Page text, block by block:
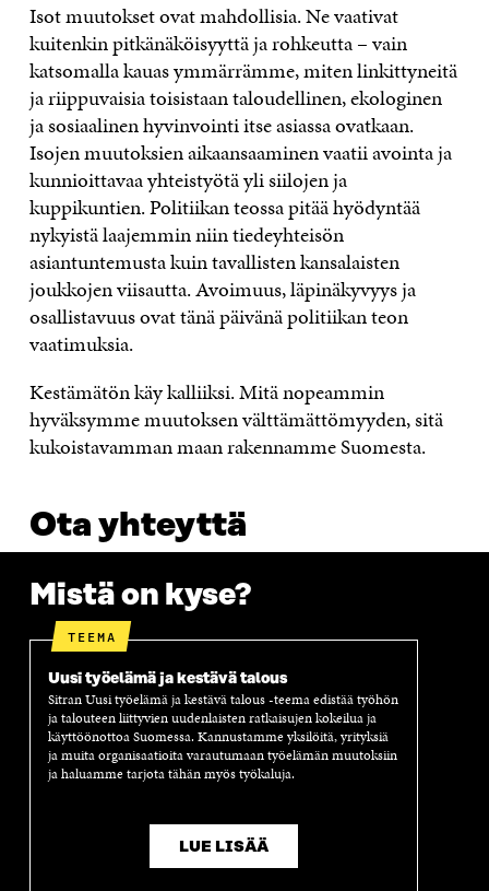
Isot muutokset ovat mahdollisia. Ne vaativat
kuitenkin pitkänäköisyyttä ja rohkeutta – vain
katsomalla kauas ymmärrämme, miten linkittyneitä
ja riippuvaisia toisistaan taloudellinen, ekologinen
ja sosiaalinen hyvinvointi itse asiassa ovatkaan.
Isojen muutoksien aikaansaaminen vaatii avointa ja
kunnioittavaa yhteistyötä yli siilojen ja
kuppikuntien. Politiikan teossa pitää hyödyntää
nykyistä laajemmin niin tiedeyhteisön
asiantuntemusta kuin tavallisten kansalaisten
joukkojen viisautta. Avoimuus, läpinäkyvyys ja
osallistavuus ovat tänä päivänä politiikan teon
vaatimuksia.
Kestämätön käy kalliiksi. Mitä nopeammin
hyväksymme muutoksen välttämättömyyden, sitä
kukoistavamman maan rakennamme Suomesta.
Ota yhteyttä
Mistä on kyse?
TEEMA
Uusi työelämä ja kestävä talous
Sitran Uusi työelämä ja kestävä talous -teema edistää työhön
ja talouteen liittyvien uudenlaisten ratkaisujen kokeilua ja
käyttöönottoa Suomessa. Kannustamme yksilöitä, yrityksiä
ja muita organisaatioita varautumaan työelämän muutoksiin
ja haluamme tarjota tähän myös työkaluja.
LUE LISÄÄ